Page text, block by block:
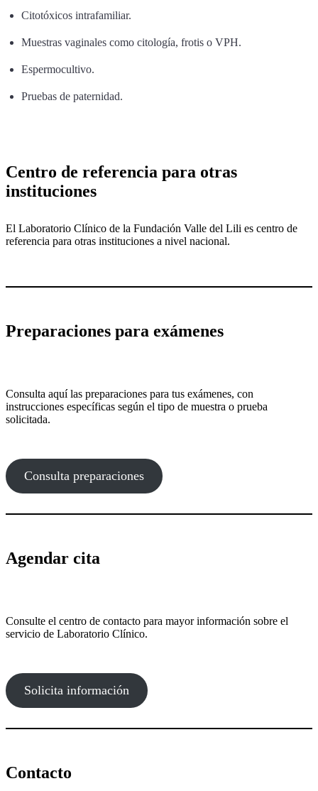
Citotóxicos intrafamiliar.
Muestras vaginales como citología, frotis o VPH.
Espermocultivo.
Pruebas de paternidad.
Centro de referencia para otras
instituciones
El Laboratorio Clínico de la Fundación Valle del Lili es centro de
referencia para otras instituciones a nivel nacional.
Preparaciones para exámenes
Consulta aquí las preparaciones para tus exámenes, con
instrucciones específicas según el tipo de muestra o prueba
solicitada.
Consulta preparaciones
Agendar cita
Consulte el centro de contacto para mayor información sobre el
servicio de Laboratorio Clínico.
Solicita información
Contacto